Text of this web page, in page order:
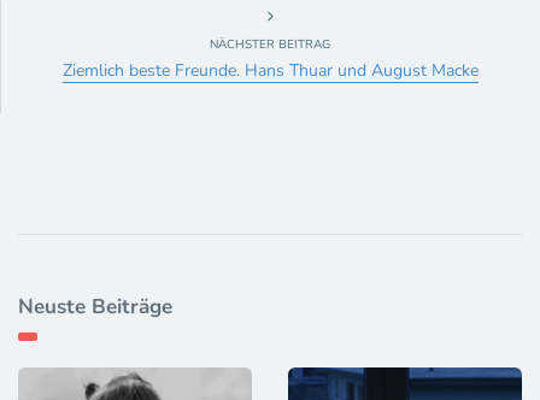
NÄCHSTER BEITRAG
Ziemlich beste Freunde. Hans Thuar und August Macke
Neuste Beiträge